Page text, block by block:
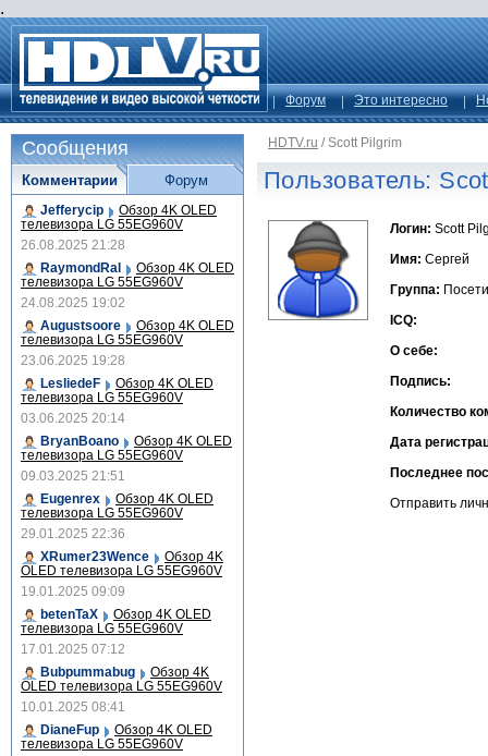
.
Форум Это интересно
HDTV.ru / Scott Pilgrim
Пользователь:
Логин: Scott
Имя: Сергей
Группа:
ICQ:
О себе:
Подпись:
Количество
Дата
Последнее
Отправить
Сообщения
Комментарии
Jefferycip Обзор 4K OLED
телевизора LG 55EG960V
26.08.2025 21:28
RaymondRal
Обзор 4K OLED
телевизора LG 55EG960V
24.08.2025 19:02
Augustsoore
Обзор 4K OLED
телевизора LG 55EG960V
23.06.2025 19:28
LesliedeF
Обзор 4K OLED
телевизора LG 55EG960V
03.06.2025 20:14
BryanBoano
Обзор 4K OLED
телевизора LG 55EG960V
09.03.2025 21:51
Eugenrex
Обзор 4K OLED
телевизора LG 55EG960V
29.01.2025 22:36
XRumer23Wence
Обзор 4K
OLED телевизора LG 55EG960V
19.01.2025 09:09
betenTaX
Обзор 4K OLED
телевизора LG 55EG960V
17.01.2025 07:12
Bubpummabug
Обзор 4K
OLED телевизора LG 55EG960V
10.01.2025 08:41
DianeFup
Обзор 4K OLED
телевизора LG 55EG960V
Форум